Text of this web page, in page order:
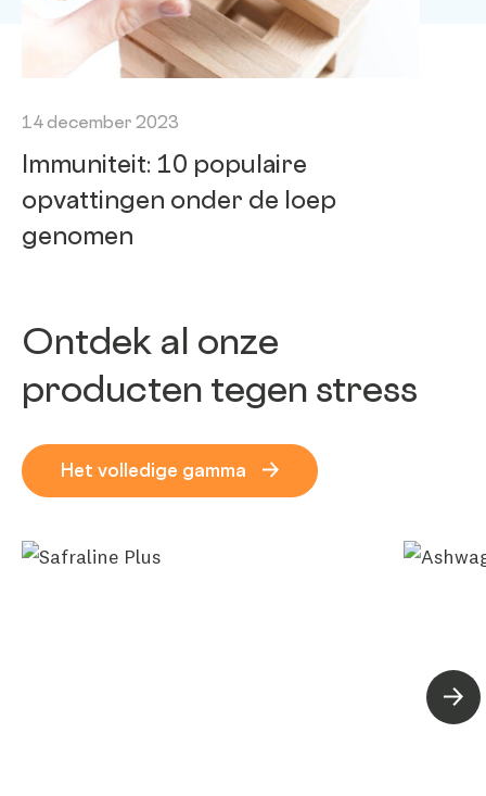
14 december 2023
Immuniteit: 10 populaire
opvattingen onder de loep
genomen
Ontdek al onze
producten tegen stress
Het volledige gamma